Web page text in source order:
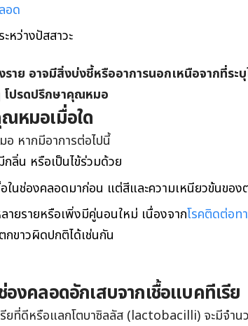
อด
หว่างปัสสาวะ
าย อาจมีสิ่งบ่งชี้หรืออาการนอกเหนือจากที่ระ
โปรดปรึกษาคุณหมอ
หมอเมื่อใด
หากมีอาการต่อไปนี้
กลิ่น หรือเป็นไข้ร่วมด้วย
อในช่องคลอดมาก่อน แต่สีและความเหนียวข้นของ
ายรายหรือเพิ่งมีคู่นอนใหม่ เนื่องจากโรคติดต่อท
กขาวผิดปกติได้เช่นกัน
องคลอดอักเสบจากเชื้อแบคทีเรีย
ยที่ดีหรือแลกโตบาซิลลัส (lactobacilli) จะมีจำน